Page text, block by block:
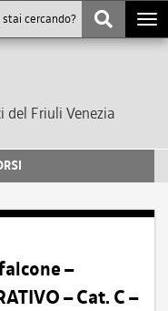
Friuli Venezia
–
– Cat. C –